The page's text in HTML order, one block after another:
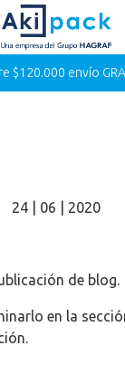
$120.000 envío
24 | 06 | 2020
de blog.
en la